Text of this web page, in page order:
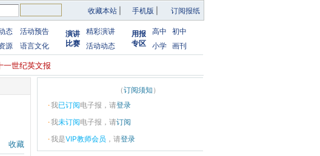
收藏本站 手机版 订阅报纸
态
活动预告
源
语言文化
演讲
比赛
精彩演讲
活动动态
用报
专区
高中
初中
小学 画刊
一世纪英文报
收藏
（订阅须知 ）
·我已订阅电子报，请登录
·我未订阅电子报，请订阅
·我是VIP教师会员 ，请登录